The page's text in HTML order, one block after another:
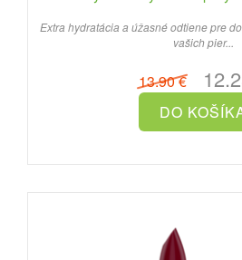
Extra hydratácia a úžasné odtiene pre
vašich pier...
13.90 €